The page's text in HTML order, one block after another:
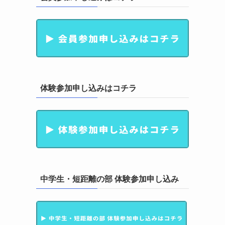
体験参加申し込みはコチラ
中学生・短距離の部 体験参加申し込み